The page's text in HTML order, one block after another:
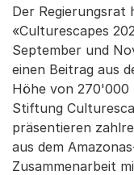
Der Regierungsrat
«Culturescapes
September und
einen Beitrag aus
Höhe von 270'000
Stiftung
präsentieren
aus dem
Zusammenarbeit